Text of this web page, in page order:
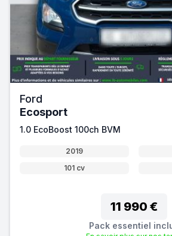
Ford
Ecosport
1.0 EcoBoost 100ch BVM
2019
101 cv
11 990 €
Pack essentiel